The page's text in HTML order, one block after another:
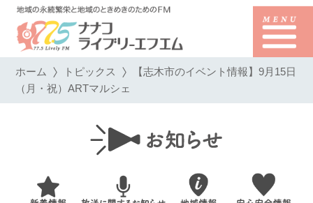
ホーム トピックス 【志木市のイベント情報】9月15日
（月・祝）ARTマルシェ